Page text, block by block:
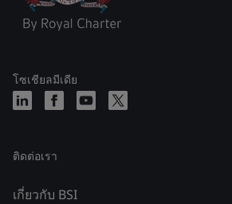
โซเชียลมีเดีย
ติดต่อเรา
เกี่ยวกับ BSI